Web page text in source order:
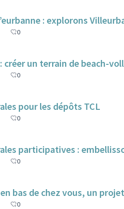
: explorons
0
créer un terrain de beach-
0
pour les dépôts TCL
0
participatives :
0
bas de chez vous, un
0